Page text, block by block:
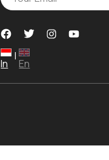
In
|
En